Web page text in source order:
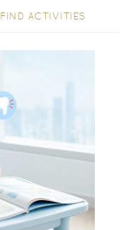
FIND ACTIVITIES